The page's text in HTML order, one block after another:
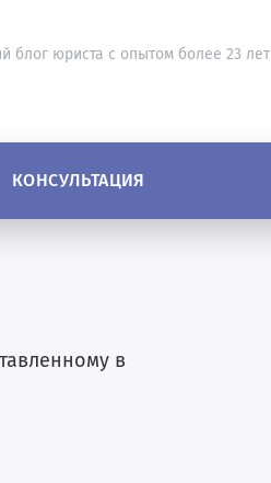
блог юриста с опытом более 23 лет
КОНСУЛЬТАЦИЯ
в